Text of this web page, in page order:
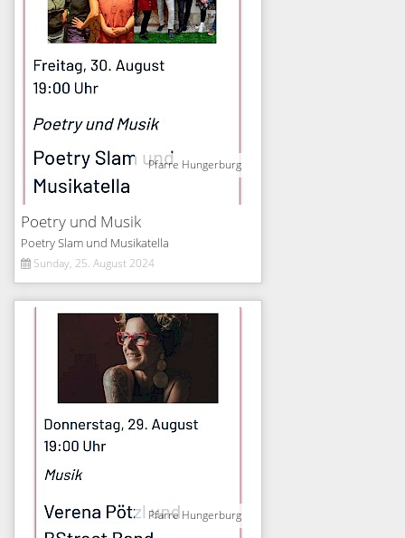
Pfarre Hungerburg
Poetry und Musik
Poetry Slam und Musikatella
Sunday, 25. August 2024
Pfarre Hungerburg